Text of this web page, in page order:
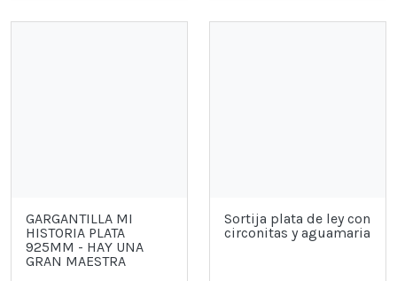
GARGANTILLA MI
HISTORIA PLATA
925MM - HAY UNA
GRAN MAESTRA
Sortija plata de ley con
circonitas y aguamaria